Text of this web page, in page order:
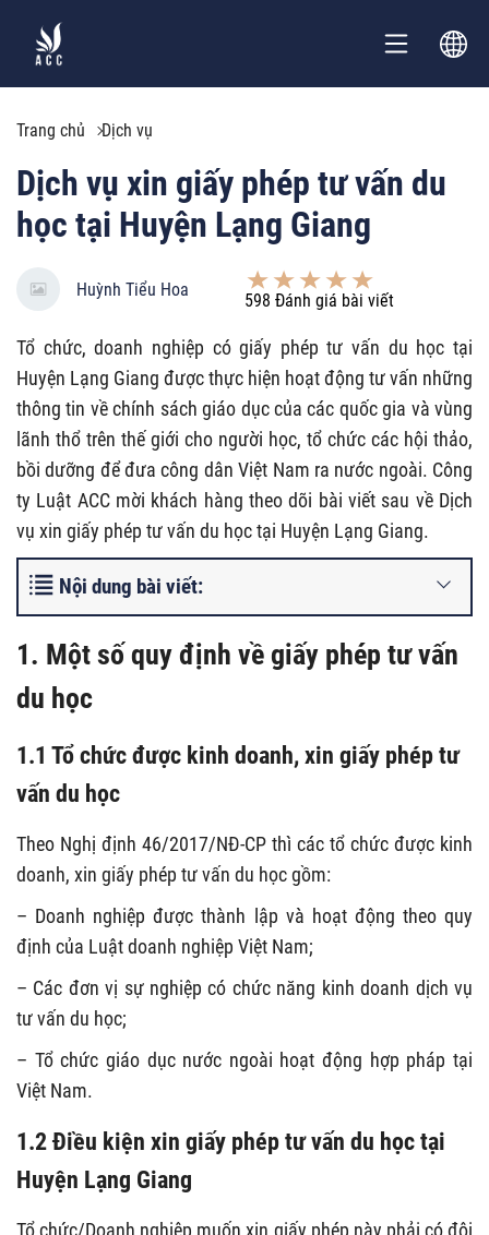
Trang chủ Dịch vụ
Dịch vụ xin giấy phép tư vấn du
học tại Huyện Lạng Giang
Huỳnh Tiểu Hoa
598 Đánh giá bài viết
Tổ chức, doanh nghiệp có giấy phép tư vấn du học tại
Huyện Lạng Giang được thực hiện hoạt động tư vấn những
thông tin về chính sách giáo dục của các quốc gia và vùng
lãnh thổ trên thế giới cho người học, tổ chức các hội thảo,
bồi dưỡng để đưa công dân Việt Nam ra nước ngoài. Công
ty Luật ACC mời khách hàng theo dõi bài viết sau về Dịch
vụ xin giấy phép tư vấn du học tại Huyện Lạng Giang.
Nội dung bài viết:
1. Một số quy định về giấy phép tư vấn
du học
1.1 Tổ chức được kinh doanh, xin giấy phép tư
vấn du học
Theo Nghị định 46/2017/NĐ-CP thì các tổ chức được kinh
doanh, xin giấy phép tư vấn du học gồm:
– Doanh nghiệp được thành lập và hoạt động theo quy
định của Luật doanh nghiệp Việt Nam;
– Các đơn vị sự nghiệp có chức năng kinh doanh dịch vụ
tư vấn du học;
– Tổ chức giáo dục nước ngoài hoạt động hợp pháp tại
Việt Nam.
1.2 Điều kiện xin giấy phép tư vấn du học tại
Huyện Lạng Giang
Tổ chức/Doanh nghiệp muốn xin giấy phép này phải có đội